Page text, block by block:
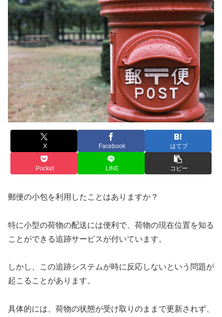
X Facebook はてブ
Pocket LINE コピー
郵便の小包を利用したことはありますか？
特に小型の荷物の配送には便利で、荷物の現在位置を知る
ことができる追跡サービスが付いています。
しかし、この追跡システムが時に反応しないという問題が
起こることがあります。
具体的には、荷物の状態が受け取りのままで更新されず、